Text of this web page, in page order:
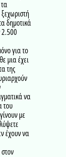
δημοτικά
2.500
για το
μια έχει
της
να
του
με
έχουν να